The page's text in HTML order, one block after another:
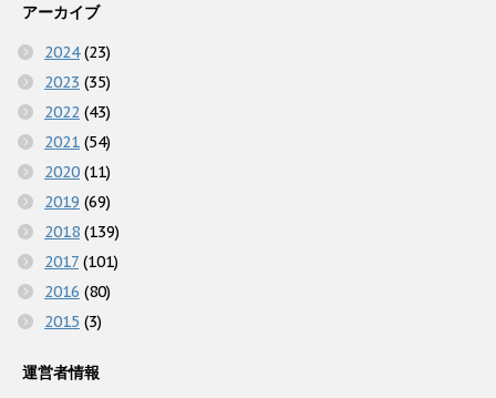
アーカイブ
2024(23)
2023 (35)
2022 (43)
2021 (54)
2020 (11)
2019 (69)
2018 (139)
2017 (101)
2016 (80)
2015 (3)
運営者情報